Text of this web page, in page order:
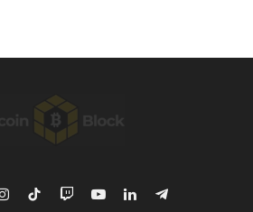
Instagram
TikTokTwitchYouTubeLinkedInTelegram